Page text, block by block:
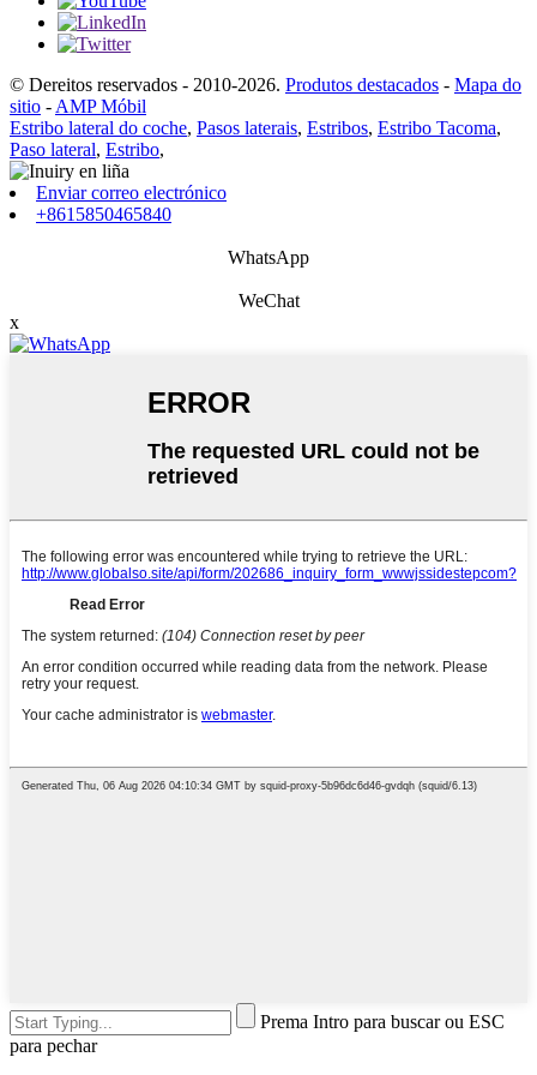
© Dereitos reservados - 2010-2026. Produtos destacados - Mapa do
sitio - AMP Móbil
Estribo lateral do coche, Pasos laterais, Estribos, Estribo Tacoma,
Paso lateral, Estribo,
Enviar correo electrónico
+8615850465840
WhatsApp
WeChat
x
Prema Intro para buscar ou ESC
para pechar